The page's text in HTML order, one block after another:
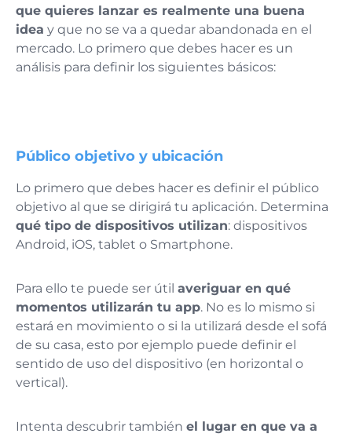
que quieres lanzar es realmente una buena
idea y que no se va a quedar abandonada en el
mercado. Lo primero que debes hacer es un
análisis para definir los siguientes básicos:
Público objetivo y ubicación
Lo primero que debes hacer es definir el público
objetivo al que se dirigirá tu aplicación. Determina
qué tipo de dispositivos utilizan: dispositivos
Android, iOS, tablet o Smartphone.
Para ello te puede ser útil averiguar en qué
momentos utilizarán tu app. No es lo mismo si
estará en movimiento o si la utilizará desde el sofá
de su casa, esto por ejemplo puede definir el
sentido de uso del dispositivo (en horizontal o
vertical).
Intenta descubrir también el lugar en que va a